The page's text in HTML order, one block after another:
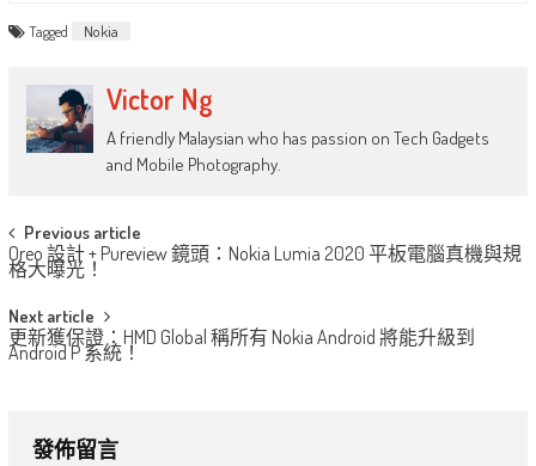
Tagged Nokia
Victor Ng
A friendly Malaysian who has passion on Tech Gadgets
and Mobile Photography.
Post
navigation
Previous article
Oreo 設計 + Pureview 鏡頭：Nokia Lumia 2020 平板電腦真機與規
格大曝光！
Next article
更新獲保證：HMD Global 稱所有 Nokia Android 將能升級到
Android P 系統！
發佈留言